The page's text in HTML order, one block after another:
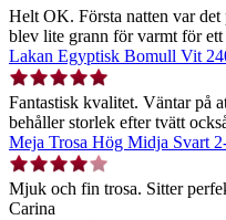
Helt OK. Första natten var
blev lite grann för varmt för
Lakan Egyptisk Bomull Vit
Fantastisk kvalitet. Väntar på
behåller storlek efter tvätt
Meja Trosa Hög Midja Svart
Mjuk och fin trosa. Sitter
Carina